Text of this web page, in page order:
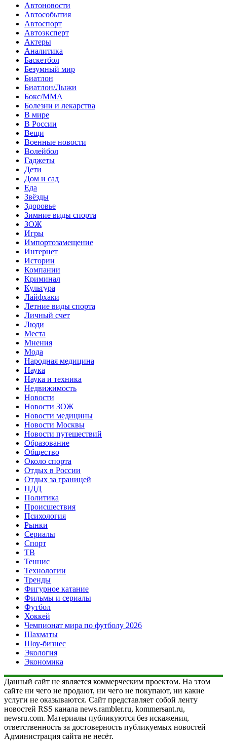
Автоновости
Автособытия
Автоспорт
Автоэксперт
Актеры
Аналитика
Баскетбол
Безумный мир
Биатлон
Биатлон/Лыжи
Бокс/MMA
Болезни и лекарства
В мире
В России
Вещи
Военные новости
Волейбол
Гаджеты
Дети
Дом и сад
Еда
Звёзды
Здоровье
Зимние виды спорта
ЗОЖ
Игры
Импортозамещение
Интернет
Истории
Компании
Криминал
Культура
Лайфхаки
Летние виды спорта
Личный счет
Люди
Места
Мнения
Мода
Народная медицина
Наука
Наука и техника
Недвижимость
Новости
Новости ЗОЖ
Новости медицины
Новости Москвы
Новости путешествий
Образование
Общество
Около спорта
Отдых в России
Отдых за границей
ПДД
Политика
Происшествия
Психология
Рынки
Сериалы
Спорт
ТВ
Теннис
Технологии
Тренды
Фигурное катание
Фильмы и сериалы
Футбол
Хоккей
Чемпионат мира по футболу 2026
Шахматы
Шоу-бизнес
Экология
Экономика
Данный сайт не является коммерческим проектом. На этом
сайте ни чего не продают, ни чего не покупают, ни какие
услуги не оказываются. Сайт представляет собой ленту
новостей RSS канала news.rambler.ru, kommersant.ru,
newsru.com. Материалы публикуются без искажения,
ответственность за достоверность публикуемых новостей
Администрация сайта не несёт.